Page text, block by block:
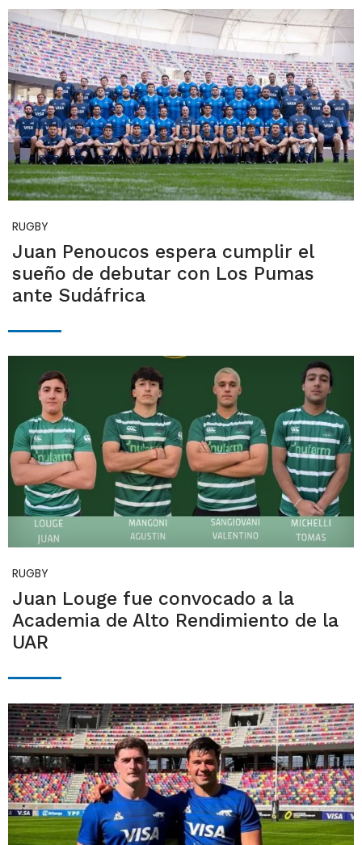
RUGBY
Juan Penoucos espera cumplir el
sueño de debutar con Los Pumas
ante Sudáfrica
RUGBY
Juan Louge fue convocado a la
Academia de Alto Rendimiento de la
UAR